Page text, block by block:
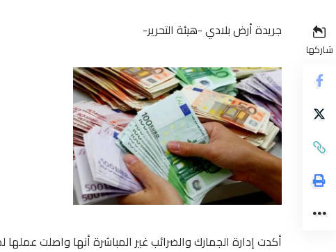
شاركها
جريدة أرض بلادي -هيئة التحرير-
أكدت إدارة الجمارك والضرائب غير المباشرة أنها واصلت